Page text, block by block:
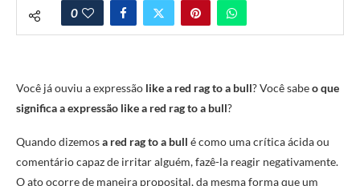
0
Você já ouviu a expressão like a red rag to a bull? Você sabeo que
significa a expressão like a red rag to a bull?
Quando dizemosa red rag to a bull é como uma crítica ácida ou
comentário capaz de irritar alguém, fazê-la reagir negativamente.
O ato ocorre de maneira proposital, da mesma forma que um